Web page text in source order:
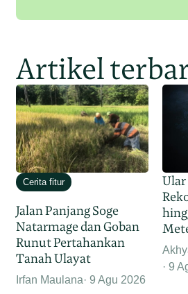
Artikel
Cerita fitur
Jalan Panjang Soge
Natarmage dan Goban
Runut Pertahankan
Tanah Ulayat
Irfan Maulana 9 Agu 2026
9